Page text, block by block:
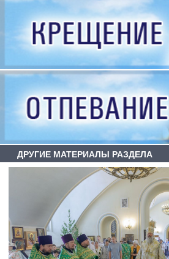
ДРУГИЕ МАТЕРИАЛЫ РАЗДЕЛА